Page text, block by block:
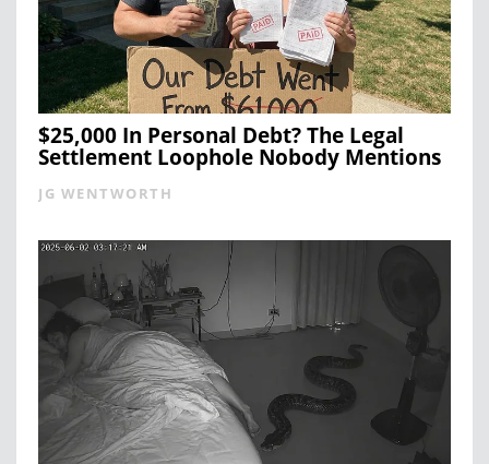
$25,000 In Personal Debt? The Legal
Settlement Loophole Nobody Mentions
JG WENTWORTH